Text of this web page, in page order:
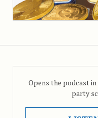
Opens the podcast
party